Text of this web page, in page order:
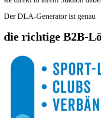
Der DLA-Generator ist genau
die richtige B2B-